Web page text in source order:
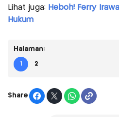
Lihat juga: Heboh! Ferry
Hukum
Halaman:
1 2
Share